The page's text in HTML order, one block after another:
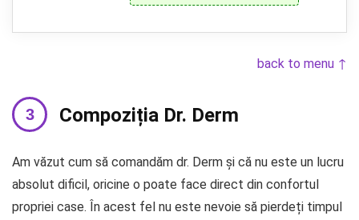
back to menu ↑
Compoziția Dr. Derm
Am văzut cum să comandăm dr. Derm și că nu este un lucru
absolut dificil, oricine o poate face direct din confortul
propriei case. În acest fel nu este nevoie să pierdeți timpul